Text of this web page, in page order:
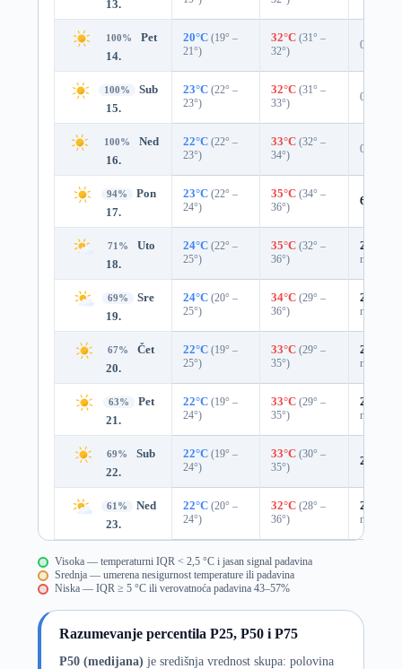
13.
100%
Pet
14.
20°C (19° –
21°)
32°C (31° –
32°)
0%
100%
Sub
15.
23°C (22° –
23°)
32°C (31° –
33°)
0%
100%
Ned
16.
22°C (22° –
23°)
33°C (32° –
34°)
0%
94%
Pon
17.
23°C (22° –
24°)
35°C (34° –
36°)
6%
71%
Uto
18.
24°C (22° –
25°)
35°C (32° –
36°)
29%
mm)
69%
Sre
19.
24°C (20° –
25°)
34°C (29° –
36°)
29%
mm)
67%
Čet
20.
22°C (19° –
25°)
33°C (29° –
35°)
27%
mm)
63%
Pet
21.
22°C (19° –
24°)
33°C (29° –
35°)
25%
mm)
69%
Sub
22.
22°C (19° –
24°)
33°C (30° –
35°)
22%
61%
Ned
23.
22°C (20° –
24°)
32°C (28° –
36°)
25%
mm)
Visoka — temperaturni IQR < 2,5 °C i jasan signal padavina
Srednja — umerena nesigurnost temperature ili padavina
Niska — IQR ≥ 5 °C ili verovatnoća padavina 43–57%
Razumevanje percentila P25, P50 i P75
P50 (medijana) je središnja vrednost skupa: polovina